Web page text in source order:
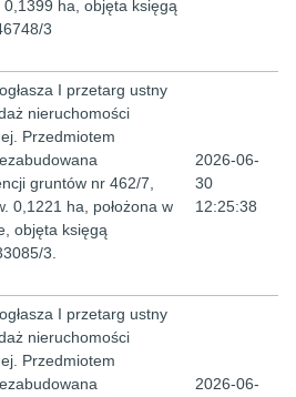
0,1399 ha, objęta księgą
3
I przetarg ustny
nieruchomości
Przedmiotem
gruntów nr 462/7,
0,1221 ha, położona w
objęta księgą
3.
2026-06-
30
12:25:38
I przetarg ustny
nieruchomości
Przedmiotem
2026-06-